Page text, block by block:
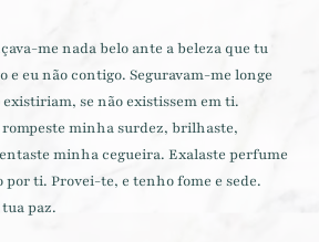
me nada belo ante a beleza que tu
e eu não contigo. Seguravam-me longe
existiriam, se não existissem em ti.
rompeste minha surdez, brilhaste,
minha cegueira. Exalaste perfume
por ti. Provei-te, e tenho fome e sede.
paz.